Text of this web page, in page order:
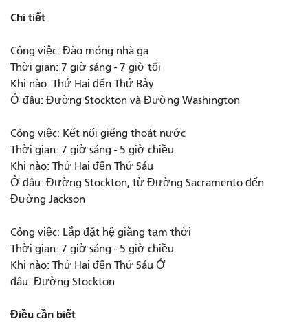
Chi tiết
Công việc: Đào móng nhà ga
Thời gian: 7 giờ sáng - 7 giờ tối
Khi nào: Thứ Hai đến Thứ Bảy
Ở đâu: Đường Stockton và Đường Washington
Công việc: Kết nối giếng thoát nước
Thời gian: 7 giờ sáng - 5 giờ chiều
Khi nào: Thứ Hai đến Thứ Sáu
Ở đâu: Đường Stockton, từ Đường Sacramento đến
Đường Jackson
Công việc: Lắp đặt hệ giằng tạm thời
Thời gian: 7 giờ sáng - 5 giờ chiều
Khi nào: Thứ Hai đến Thứ Sáu Ở
đâu: Đường Stockton
Điều cần biết